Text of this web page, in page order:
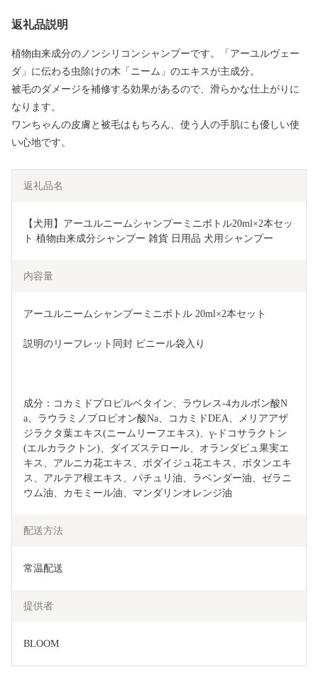
返礼品説明
植物由来成分のノンシリコンシャンプーです。「アーユルヴェー
ダ」に伝わる虫除けの木「ニーム」のエキスが主成分。
被毛のダメージを補修する効果があるので、滑らかな仕上がりに
なります。
ワンちゃんの皮膚と被毛はもちろん、使う人の手肌にも優しい使
い心地です。
返礼品名
【犬用】アーユルニームシャンプーミニボトル20ml×2本セッ
ト 植物由来成分シャンプー 雑貨 日用品 犬用シャンプー
内容量
アーユルニームシャンプーミニボトル 20ml×2本セット
説明のリーフレット同封 ビニール袋入り
成分：コカミドプロピルベタイン、ラウレス-4カルボン酸N
a、ラウラミノプロピオン酸Na、コカミドDEA、メリアアザ
ジラクタ葉エキス(ニームリーフエキス)、γ-ドコサラクトン
(エルカラクトン)、ダイズステロール、オランダビュ果実エ
キス、アルニカ花エキス、ボダイジュ花エキス、ボタンエキ
ス、アルテア根エキス、パチュリ油、ラベンダー油、ゼラニ
ウム油、カモミール油、マンダリンオレンジ油
配送方法
常温配送
提供者
BLOOM